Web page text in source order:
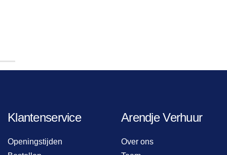
Klantenservice
Openingstijden
Arendje Verhuur
Over ons